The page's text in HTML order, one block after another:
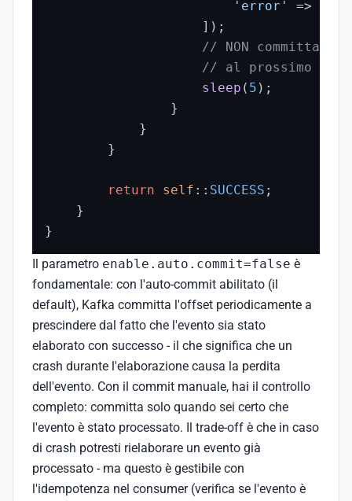
'error'
=>
                    ]);
// NON
// al prossimo
sleep ( 5 );
                }
            }
        }
return self :: SUCCESS ;
    }
}
Il parametro enable.auto.commit=false è
fondamentale: con l'auto-commit abilitato (il
default), Kafka committa l'offset periodicamente a
prescindere dal fatto che l'evento sia stato
elaborato con successo - il che significa che un
crash durante l'elaborazione causa la perdita
dell'evento. Con il commit manuale, hai il controllo
completo: committa solo quando sei certo che
l'evento è stato processato. Il trade-off è che in caso
di crash potresti rielaborare un evento già
processato - ma questo è gestibile con
l'idempotenza nel consumer (verifica se l'evento è